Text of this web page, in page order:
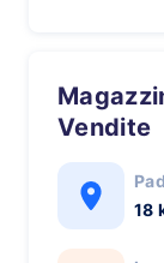
Magazziniere e Assistente alle
Vendite
18